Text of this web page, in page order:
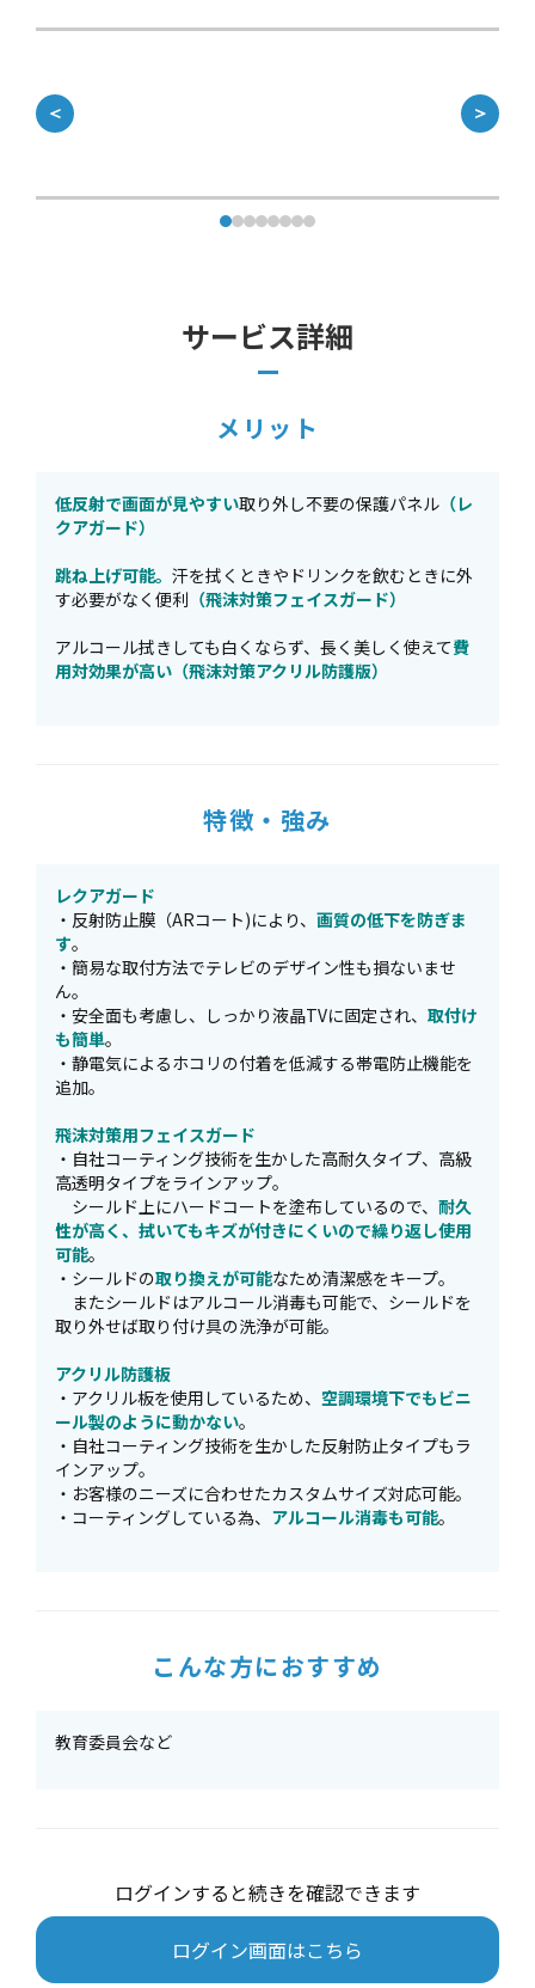
＜ ＞
サービス詳細
メリット
低反射で画面が見やすい取り外し不要の保護パネル （レ
クアガード）
跳ね上げ可能。 汗を拭くときやドリンクを飲むときに外
す必要がなく便利 （飛沫対策フェイスガード）
アルコール拭きしても白くならず、長く美しく使えて費
用対効果が高い（飛沫対策アクリル防護版）
特徴・強み
レクアガード
・反射防止膜（ARコート)により、 画質の低下を防ぎま
す。
・簡易な取付方法でテレビのデザイン性も損ないませ
ん。
・安全面も考慮し、しっかり液晶TVに固定され、 取付け
も簡単。
・静電気によるホコリの付着を低減する帯電防止機能を
追加。
飛沫対策用フェイスガード
・自社コーティング技術を生かした高耐久タイプ、高級
高透明タイプをラインアップ。
シールド上にハードコートを塗布しているので、 耐久
性が高く、拭いてもキズが付きにくいので繰り返し使用
可能。
・シールドの取り換えが可能なため清潔感をキープ。
またシールドはアルコール消毒も可能で、シールドを
取り外せば取り付け具の洗浄が可能。
アクリル防護板
・アクリル板を使用しているため、 空調環境下でもビニ
ール製のように動かない。
・自社コーティング技術を生かした反射防止タイプもラ
インアップ。
・お客様のニーズに合わせたカスタムサイズ対応可能。
・コーティングしている為、 アルコール消毒も可能。
こんな方におすすめ
教育委員会など
ログインすると続きを確認できます
ログイン画面はこちら